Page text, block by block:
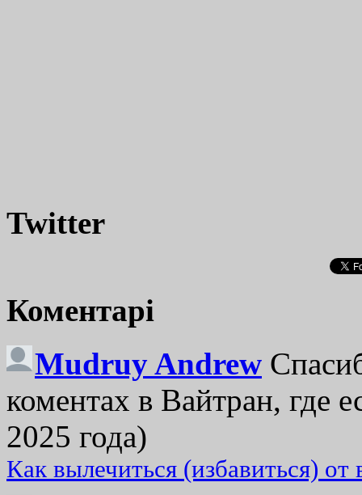
Twitter
Коментарі
Mudruy Andrew
коментах в Вайтран, где
2025 года)
Как вылечиться (избавиться)